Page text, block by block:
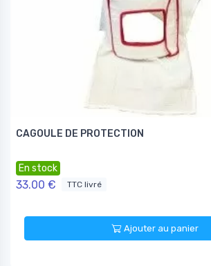
CAGOULE DE PROTECTION
En stock
33.00 € TTC livré
Ajouter au panier